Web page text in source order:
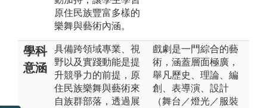
原住民族豐富多樣的
樂舞與藝術內涵。
學科
意涵
具備跨領域專業、視
野以及實踐動能是提
升競爭力的前提，原
住民族樂舞與藝術來
自族群部落，透過展
戲劇是一門綜合的藝
術，涵蓋層面極廣，
舉凡歷史、理論、編
創、表導演、設計
（舞台／燈光／服裝